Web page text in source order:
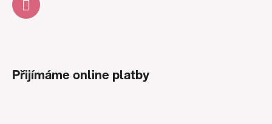
Přijímáme online platby